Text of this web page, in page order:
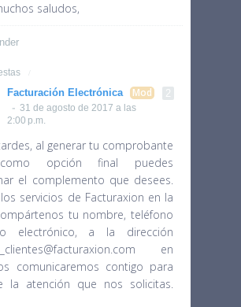
saludos,
Facturación Electrónica
31 de agosto de 2017 a las
2:00 p.m.
al generar tu comprobante
opción final puedes
el complemento que desees.
servicios de Facturaxion en la
tu nombre, teléfono
electrónico, a la dirección
en
comunicaremos contigo para
la atención que nos solicitas.